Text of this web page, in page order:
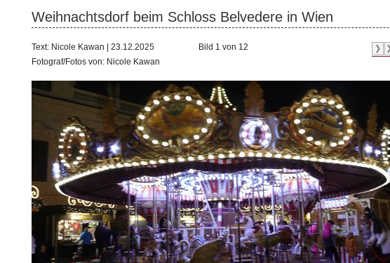
Weihnachtsdorf beim Schloss Belvedere in Wien
Text: Nicole Kawan | 23.12.2025
Bild 1 von 12
Fotograf/Fotos von: Nicole Kawan